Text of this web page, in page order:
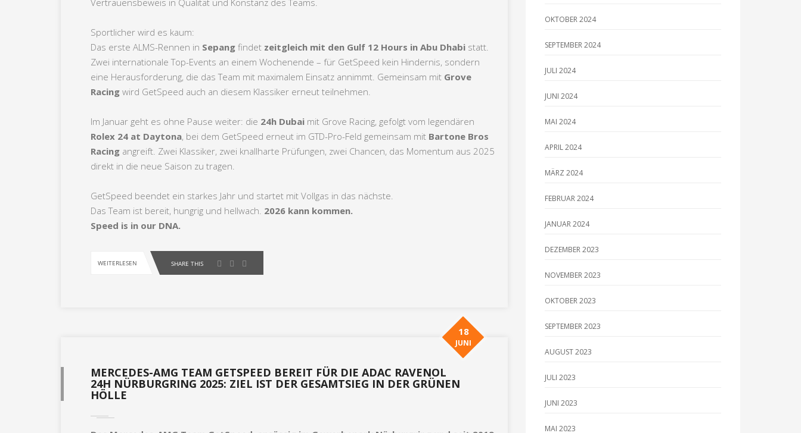
Vertrauensbeweis in Qualität und Konstanz des Teams.
Sportlicher wird es kaum:
Das erste ALMS-Rennen in Sepang findet zeitgleich mit den Gulf 12 Hours in Abu Dhabi statt.
Zwei internationale Top-Events an einem Wochenende – für GetSpeed kein Hindernis, sondern
eine Herausforderung, die das Team mit maximalem Einsatz annimmt. Gemeinsam mit Grove
Racing wird GetSpeed auch an diesem Klassiker erneut teilnehmen.
Im Januar geht es ohne Pause weiter: die 24h Dubai mit Grove Racing, gefolgt vom legendären
Rolex 24 at Daytona, bei dem GetSpeed erneut im GTD-Pro-Feld gemeinsam mit Bartone Bros
Racing angreift. Zwei Klassiker, zwei knallharte Prüfungen, zwei Chancen, das Momentum aus 2025
direkt in die neue Saison zu tragen.
GetSpeed beendet ein starkes Jahr und startet mit Vollgas in das nächste.
Das Team ist bereit, hungrig und hellwach. 2026 kann kommen.
Speed is in our DNA.
WEITERLESEN SHARE THIS
MERCEDES-AMG TEAM GETSPEED BEREIT FÜR DIE ADAC RAVENOL
24H NÜRBURGRING 2025: ZIEL IST DER GESAMTSIEG IN DER GRÜNEN
HÖLLE
18
JUNI
OKTOBER 2024
SEPTEMBER 2024
JULI 2024
JUNI 2024
MAI 2024
APRIL 2024
MÄRZ 2024
FEBRUAR 2024
JANUAR 2024
DEZEMBER 2023
NOVEMBER 2023
OKTOBER 2023
SEPTEMBER 2023
AUGUST 2023
JULI 2023
JUNI 2023
MAI 2023